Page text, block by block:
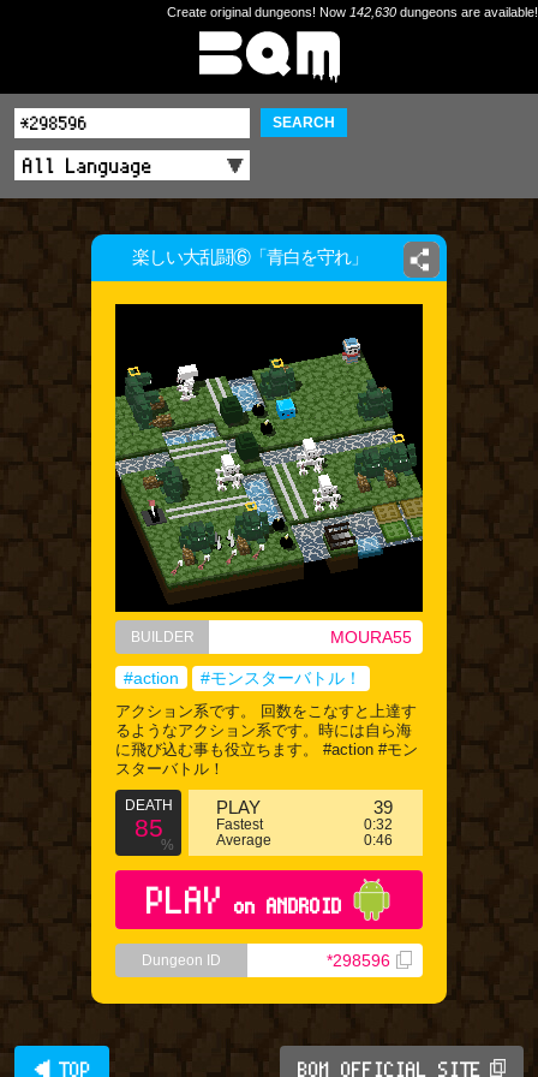
Create original dungeons! Now 142,630 dungeons are available!
SEARCH
楽しい大乱闘⑥「青白を守れ」
BUILDER MOURA55
#action #モンスターバトル！
アクション系です。 回数をこなすと上達す
るようなアクション系です。時には自ら海
に飛び込む事も役立ちます。 #action #モン
スターバトル！
DEATH
85
%
PLAY 39
Fastest
0:32
Average
0:46
PLAY on ANDROID
Dungeon ID *298596
◀ TOP BQM OFFICIAL SITE